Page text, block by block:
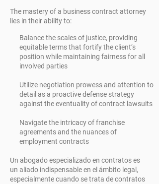
The mastery of a business contract attorney
lies in their ability to:
Balance the scales of justice, providing
equitable terms that fortify the client’s
position while maintaining fairness for all
involved parties
Utilize negotiation prowess and attention to
detail as a proactive defense strategy
against the eventuality of contract lawsuits
Navigate the intricacy of franchise
agreements and the nuances of
employment contracts
Un abogado especializado en contratos es
un aliado indispensable en el ámbito legal,
especialmente cuando se trata de contratos